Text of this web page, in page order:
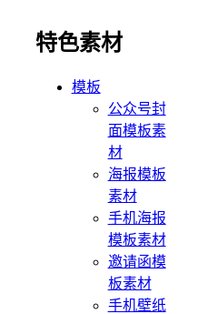
特色素材
模板
公众号封
面模板素
材
海报模板
素材
手机海报
模板素材
邀请函模
板素材
手机壁纸